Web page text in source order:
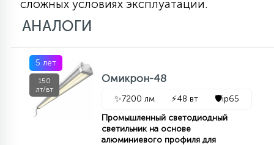
сложных условиях эксплуатации.
АНАЛОГИ
5 лет
150
лт/вт
Омикрон-48
✨7200 лм ⚡48 вт 🛡️ip65
Промышленный светодиодный
светильник на основе
алюминиевого профиля для